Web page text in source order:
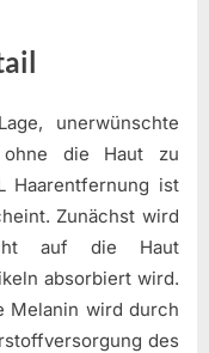
unerwünschte
ohne die Haut zu
Haarentfernung ist
Zunächst wird
auf die Haut
absorbiert wird.
Melanin wird durch
des